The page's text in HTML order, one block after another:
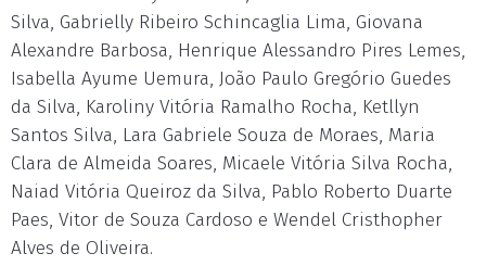
Silva, Gabrielly Ribeiro Schincaglia Lima, Giovana
Alexandre Barbosa, Henrique Alessandro Pires Lemes,
Isabella Ayume Uemura, João Paulo Gregório Guedes
da Silva, Karoliny Vitória Ramalho Rocha, Ketllyn
Santos Silva, Lara Gabriele Souza de Moraes, Maria
Clara de Almeida Soares, Micaele Vitória Silva Rocha,
Naiad Vitória Queiroz da Silva, Pablo Roberto Duarte
Paes, Vitor de Souza Cardoso e Wendel Cristhopher
Alves de Oliveira.